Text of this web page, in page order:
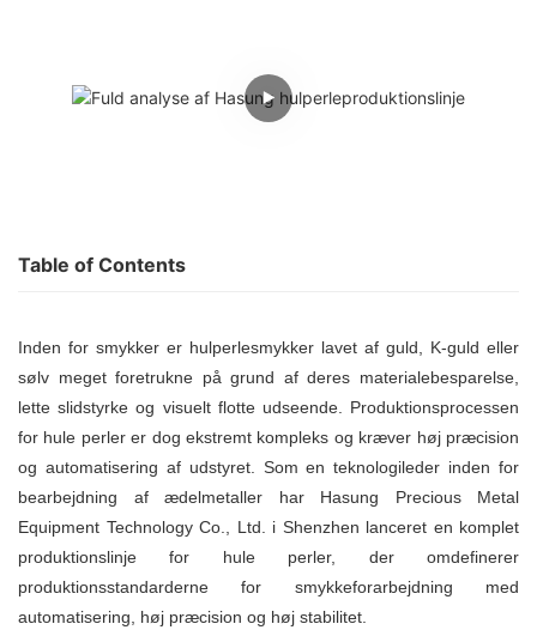
Table of Contents
Inden for smykker er hulperlesmykker lavet af guld, K-guld eller
sølv meget foretrukne på grund af deres materialebesparelse,
lette slidstyrke og visuelt flotte udseende. Produktionsprocessen
for hule perler er dog ekstremt kompleks og kræver høj præcision
og automatisering af udstyret. Som en teknologileder inden for
bearbejdning af ædelmetaller har Hasung Precious Metal
Equipment Technology Co., Ltd. i Shenzhen lanceret en komplet
produktionslinje for hule perler, der omdefinerer
produktionsstandarderne for smykkeforarbejdning med
automatisering, høj præcision og høj stabilitet.